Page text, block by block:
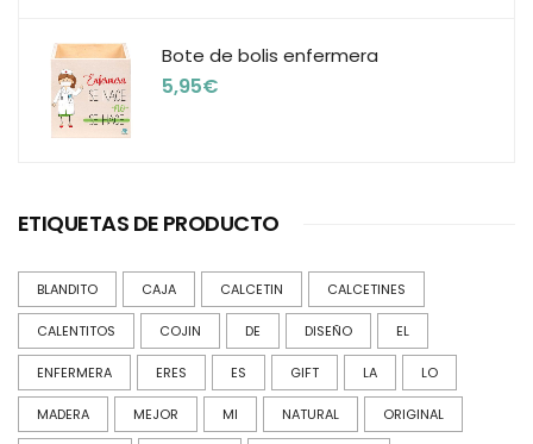
Bote de bolis enfermera
5,95€
ETIQUETAS DE PRODUCTO
BLANDITO CAJA CALCETIN CALCETINES
CALENTITOS COJIN DE DISEÑO EL
ENFERMERA ERES ES GIFT LA LO
MADERA MEJOR MI NATURAL ORIGINAL